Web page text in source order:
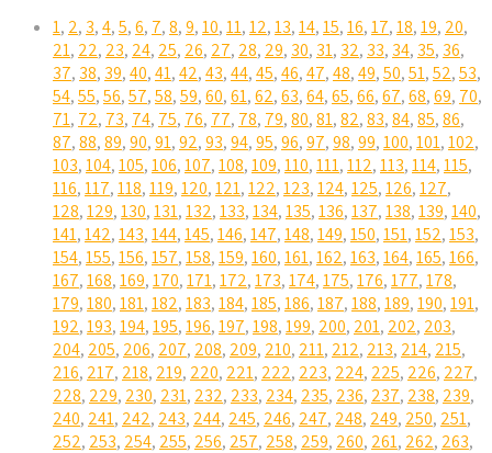
1, 2, 3,4,5,6, 7,8,9,10,11,12,13,14,15,16,17,18,19, 20,
21, 22, 23, 24, 25, 26, 27, 28, 29, 30, 31, 32, 33, 34, 35, 36,
37, 38, 39,40,41,42,43,44,45,46,47,48,49,50,51,52,53,
54,55,56,57,58,59,60,61,62,63,64,65,66,67,68,69, 70,
71, 72, 73, 74, 75, 76, 77, 78, 79,80,81,82,83,84,85,86,
87,88,89,90,91,92,93,94,95,96,97,98,99,100,101,102,
103,104,105,106,107,108,109,110,111,112,113,114,115,
116,117,118,119,120,121,122,123,124,125,126,127,
128,129,130,131,132,133,134,135,136,137,138,139,140,
141,142,143,144,145,146,147,148,149,150,151,152,153,
154,155,156,157,158,159,160,161,162,163,164,165,166,
167,168,169,170,171,172,173,174,175,176,177,178,
179,180,181,182,183,184,185,186,187,188,189,190,191,
192,193,194,195,196,197,198,199, 200, 201, 202, 203,
204, 205, 206, 207, 208, 209, 210, 211, 212, 213, 214, 215,
216, 217, 218, 219, 220, 221, 222, 223, 224, 225, 226, 227,
228, 229, 230, 231, 232, 233, 234, 235, 236, 237, 238, 239,
240, 241, 242, 243, 244, 245, 246, 247, 248, 249, 250, 251,
252, 253, 254, 255, 256, 257, 258, 259, 260, 261, 262, 263,